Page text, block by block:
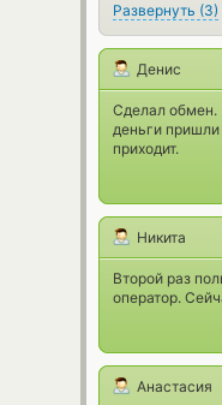
Развернуть (3)
Денис
Сделал обмен.
деньги пришли
приходит.
Никита
Второй раз
оператор.
Анастасия